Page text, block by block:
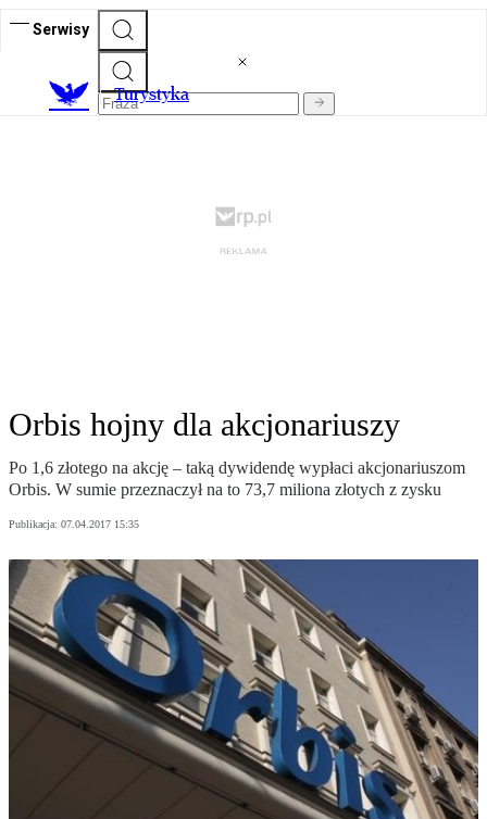
Serwisy
Turystyka
Orbis hojny dla akcjonariuszy
Po 1,6 złotego na akcję – taką dywidendę wypłaci akcjonariuszom
Orbis. W sumie przeznaczył na to 73,7 miliona złotych z zysku
Publikacja: 07.04.2017 15:35